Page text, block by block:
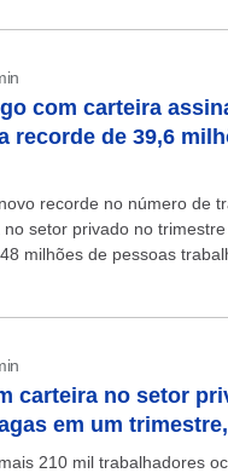
com carteira
recorde de 39,6
recorde no número de
setor privado no
milhões de pessoas
carteira no setor
em um
210 mil trabalhadores